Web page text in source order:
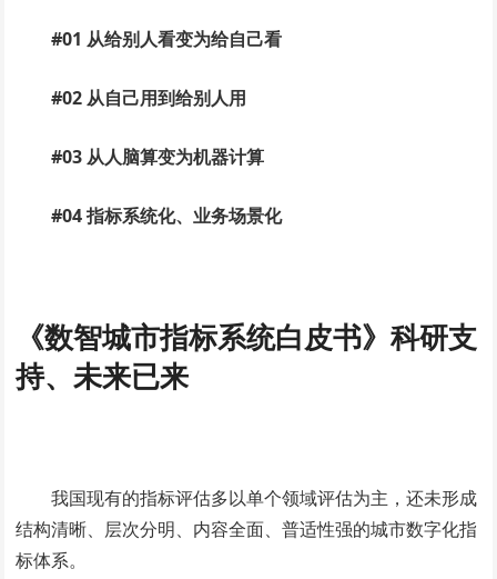
#01 从给别人看变为给自己看
#02 从自己用到给别人用
#03 从人脑算变为机器计算
#04指标系统化、业务场景化
《数智城市指标系统白皮书》科研支
持、未来已来
我国现有的指标评估多以单个领域评估为主，还未形成
结构清晰、层次分明、内容全面、普适性强的城市数字化指
标体系。